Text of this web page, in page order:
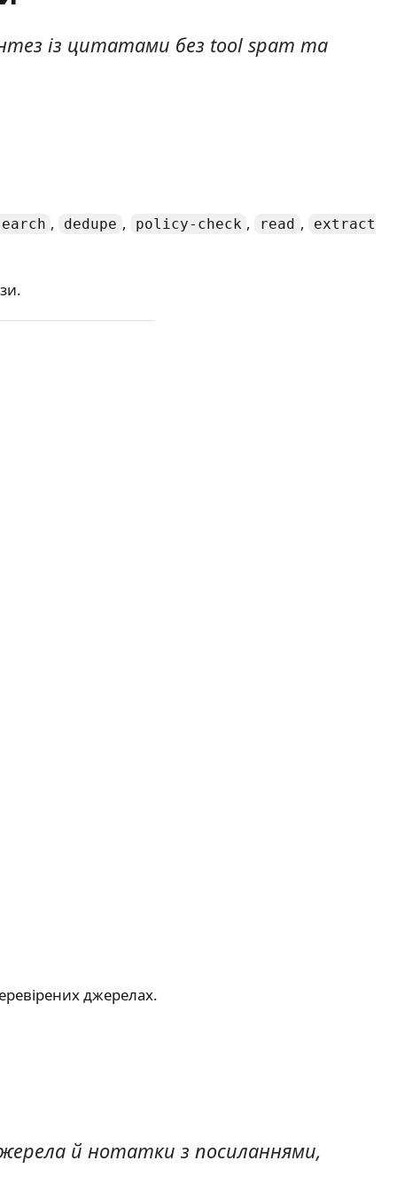
із цитатами без tool spam та
, dedupe , policy-check , read , extract
джерелах.
й нотатки з посиланнями,